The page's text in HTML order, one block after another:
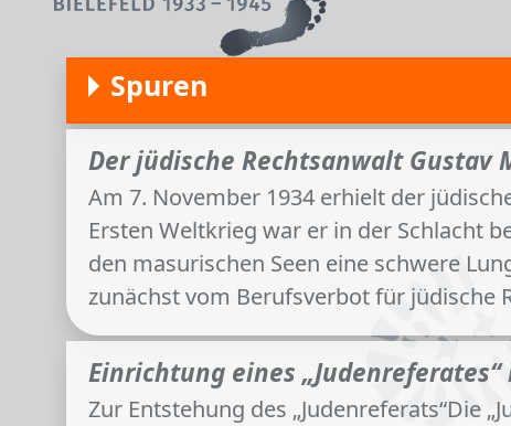
Spuren
Der jüdische Rechtsanwalt Gustav
Am 7. November 1934 erhielt der
Ersten Weltkrieg war er in der Schlacht
den masurischen Seen eine schwere
zunächst vom Berufsverbot für jüdische
Einrichtung eines
Zur Entstehung des „Judenreferats“Die